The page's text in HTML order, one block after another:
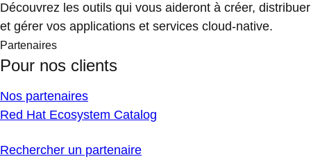
Découvrez les outils qui vous aideront à créer, distribuer
et gérer vos applications et services cloud-native.
Partenaires
Pour nos clients
Nos partenaires
Red Hat Ecosystem Catalog
Rechercher un partenaire